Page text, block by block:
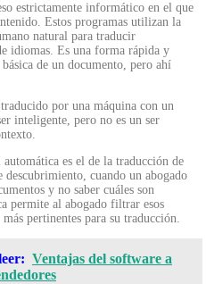
estrictamente informático en el que
Estos programas utilizan la
natural para traducir
idiomas. Es una forma rápida y
de un documento, pero ahí
por una máquina con un
inteligente, pero no es un ser
es el de la traducción de
descubrimiento, cuando un abogado
y no saber cuáles son
permite al abogado filtrar esos
pertinentes para su traducción.
Ventajas del software a